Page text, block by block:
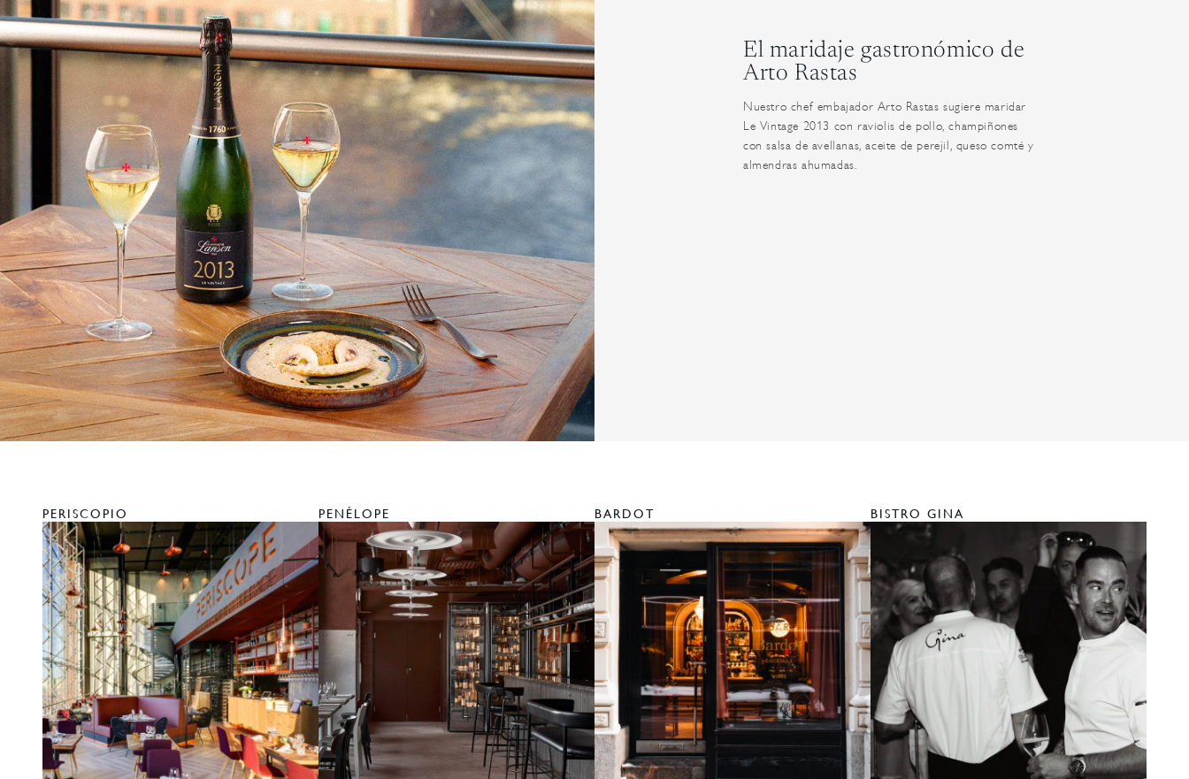
El maridaje gastronómico de
Arto Rastas
Nuestro chef embajador Arto Rastas sugiere maridar
Le Vintage 2013 con raviolis de pollo, champiñones
con salsa de avellanas, aceite de perejil, queso comté y
almendras ahumadas.
PERISCOPIO PENÉLOPE BARDOT BISTRO GINA